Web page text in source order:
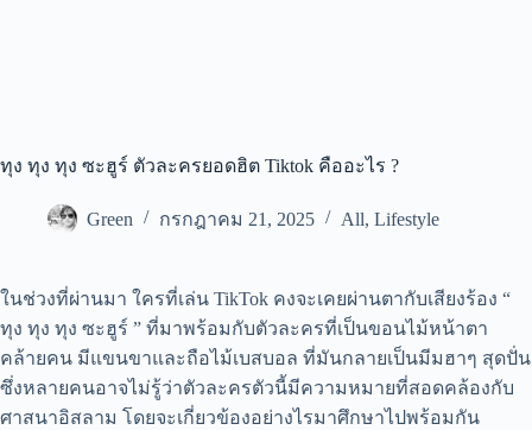
ทุง ทุง ทุง ซะฮูร์ ตัวละครยอดฮิต Tiktok คืออะไร ?
Green กรกฎาคม 21, 2025 All, Lifestyle
ในช่วงที่ผ่านมา ใครที่เล่น TikTok คงจะเคยผ่านตากับเสียงร้อง “
ทุง ทุง ทุง ซะฮูร์ ” ที่มาพร้อมกับตัวละครที่เป็นขอนไม้หน้าตา
คล้ายคน มีแขนขาและถือไม้เบสบอล ที่มันกลายเป็นมีมฮาๆ สุดปั่น
ซึ่งหลายคนอาจไม่รู้ว่าตัวละครตัวนี้มีความหมายที่สอดคล้องกับ
ศาสนาอิสลาม โดยจะเกี่ยวข้องอย่างไรมาศึกษาไปพร้อมกัน